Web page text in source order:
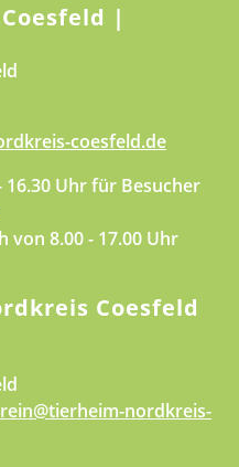
|
coesfeld.de
16.30 Uhr für Besucher
von 8.00 - 17.00 Uhr
Coesfeld
nordkreis-